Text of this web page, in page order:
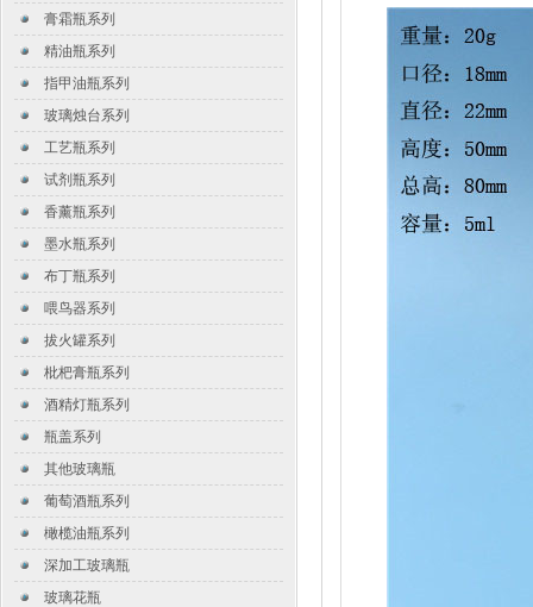
膏霜瓶系列
精油瓶系列
指甲油瓶系列
玻璃烛台系列
工艺瓶系列
试剂瓶系列
香薰瓶系列
墨水瓶系列
布丁瓶系列
喂鸟器系列
拔火罐系列
枇杷膏瓶系列
酒精灯瓶系列
瓶盖系列
其他玻璃瓶
葡萄酒瓶系列
橄榄油瓶系列
深加工玻璃瓶
玻璃花瓶